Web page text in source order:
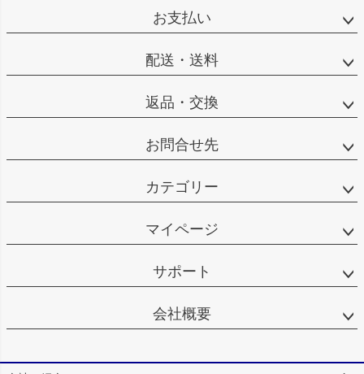
お支払い
配送・送料
返品・交換
お問合せ先
カテゴリー
マイページ
サポート
会社概要